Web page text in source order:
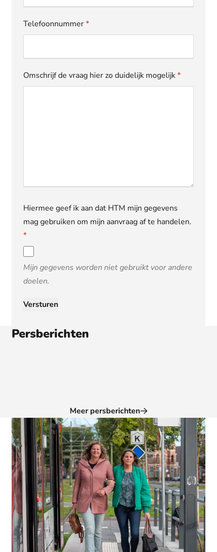
Telefoonnummer*
Omschrijf de vraag hier zo duidelijk mogelijk*
Hiermee geef ik aan dat HTM mijn gegevens
mag gebruiken om mijn aanvraag af te handelen.
*
Mijn gegevens worden niet gebruikt voor andere
doelen.
Persberichten
Meer persberichten